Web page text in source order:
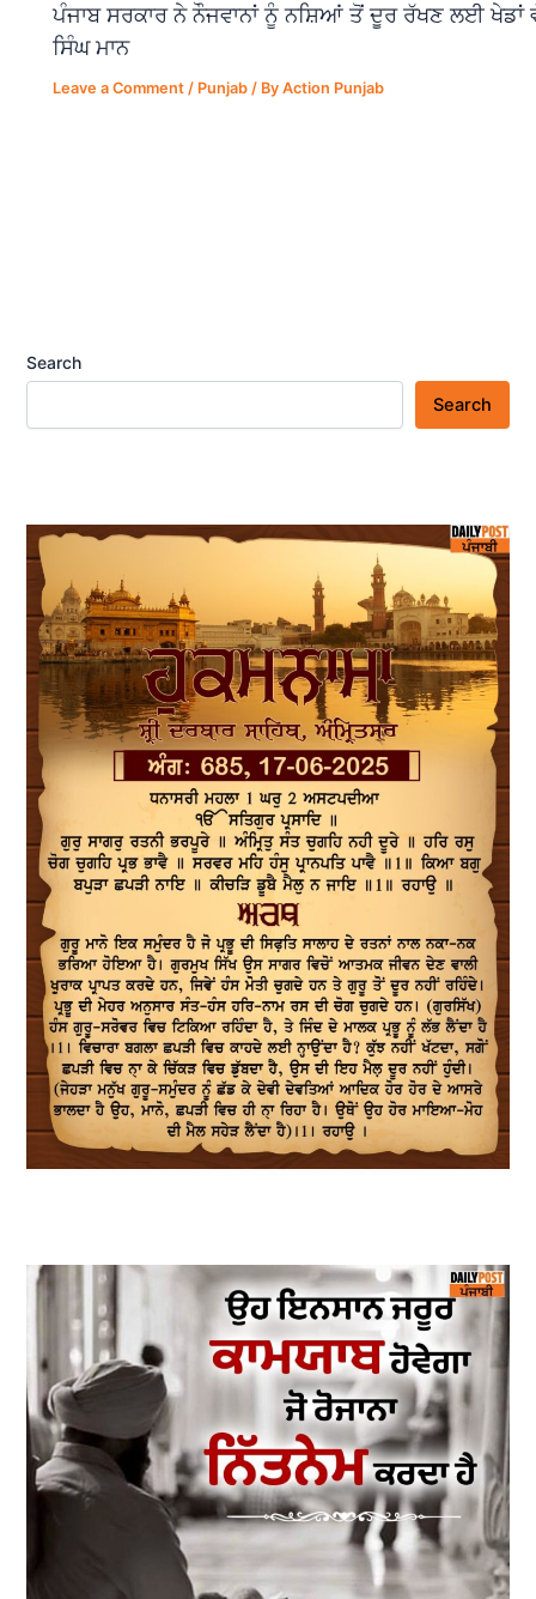
ਪੰਜਾਬ ਸਰਕਾਰ ਨੇ ਨੌਜਵਾਨਾਂ ਨੂੰ ਨਸ਼ਿਆਂ ਤੋਂ ਦੂਰ ਰੱਖਣ ਲਈ ਖੇਡਾਂ
ਸਿੰਘ ਮਾਨ
Leave a Comment / Punjab / ByAction Punjab
Search
Search